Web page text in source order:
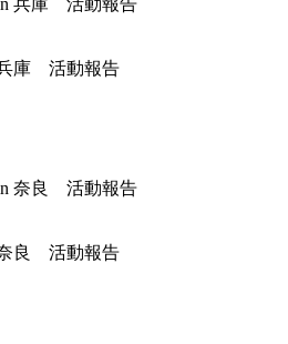
兵庫 活動報告
奈良 活動報告